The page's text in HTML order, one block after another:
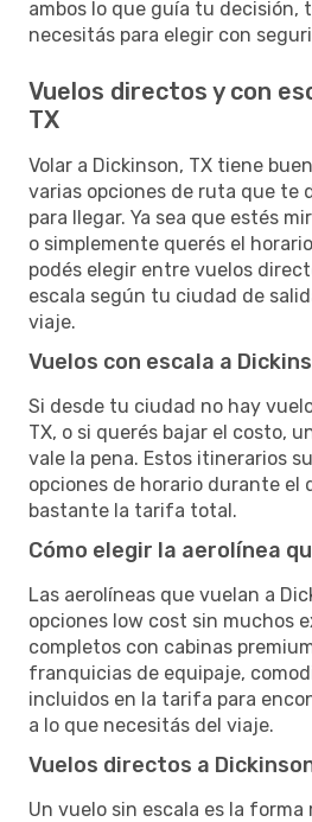
ambos lo que guía tu decisión,
necesitás para elegir con
Vuelos directos y con
TX
Volar a Dickinson, TX tiene
varias opciones de ruta que te
para llegar. Ya sea que estés
o simplemente querés el
podés elegir entre vuelos
escala según tu ciudad de
viaje.
Vuelos con escala a
Si desde tu ciudad no hay
TX, o si querés bajar el costo,
vale la pena. Estos itinerarios
opciones de horario durante el
bastante la tarifa total.
Cómo elegir la aerolínea
Las aerolíneas que vuelan a
opciones low cost sin muchos
completos con cabinas
franquicias de equipaje,
incluidos en la tarifa para
a lo que necesitás del viaje.
Vuelos directos a
Un vuelo sin escala es la